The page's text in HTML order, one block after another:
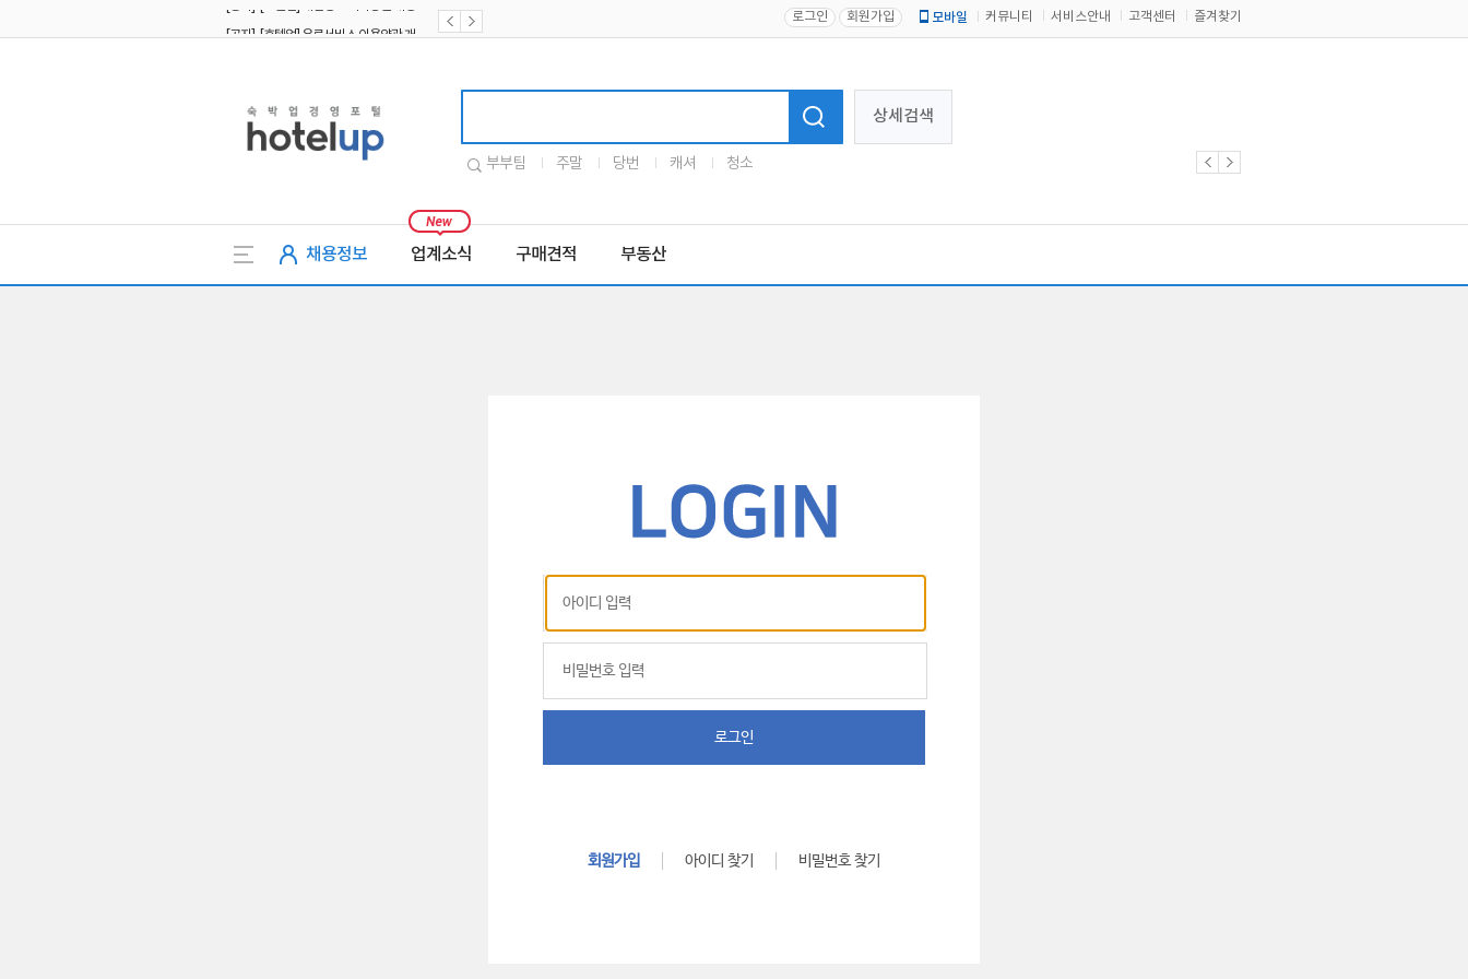
로그인 회원가입 모바일 커뮤니티 서비스안내 고객센터 즐겨찾기
상세검색
부부팀 주말 당번 캐셔 청소
채용정보 업계소식 구매견적 부동산
로그인
회원가입 아이디 찾기 비밀번호 찾기